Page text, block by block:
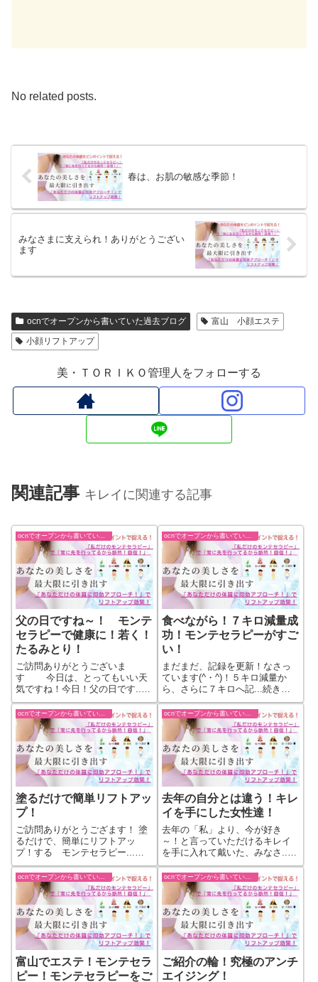
No related posts.
春は、お肌の敏感な季節！
みなさまに支えられ！ありがとうござい
ます
ocnでオープンから書いていた過去ブログ
富山 小顔エステ
小顔リフトアップ
美・ＴＯＲＩＫＯ管理人をフォローする
関連記事 キレイに関連する記事
ocnでオープンから書いていた過去ブログ
父の日ですね～！ モンテ
セラピーで健康に！若く！
たるみとり！
ご訪問ありがとうございま
す 今日は、とってもいい天
気ですね！今日！父の日です...
続きをもっと見る
ocnでオープンから書いていた過去ブログ
食べながら！７キロ減量成
功！モンテセラピーがすご
い！
まだまだ、記録を更新！なさっ
ています(^・^)！５キロ減量か
ら、さらに７キロへ記...続きを
もっと見る
ocnでオープンから書いていた過去ブログ
塗るだけで簡単リフトアッ
プ！
ご訪問ありがとうござます！ 塗
るだけで、簡単にリフトアッ
プ！する モンテセラピー...続
きをもっと見る
ocnでオープンから書いていた過去ブログ
去年の自分とは違う！キレ
イを手にした女性達！
去年の「私」より、今が好き
～！と言っていただけるキレイ
を手に入れて戴いた、みなさ...
続きをもっと見る
ocnでオープンから書いていた過去ブログ
富山でエステ！モンテセラ
ピー！モンテセラピーをご
ocnでオープンから書いていた過去ブログ
ご紹介の輪！究極のアンチ
エイジング！